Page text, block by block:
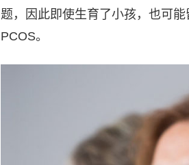
题，因此即使生育了小孩，也可
PCOS。